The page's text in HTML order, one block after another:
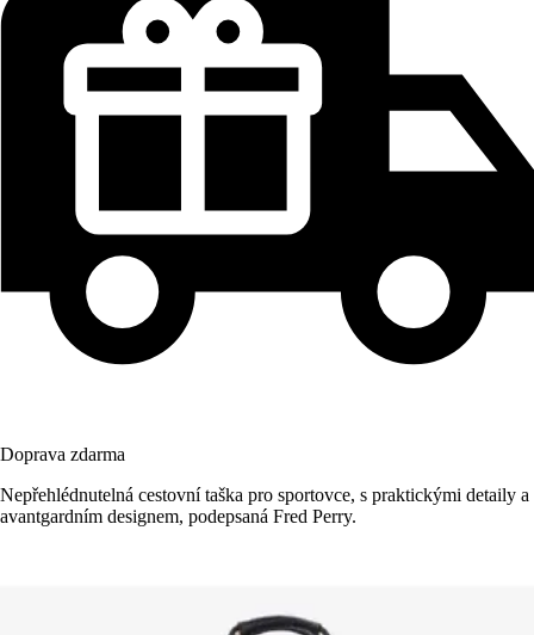
Doprava zdarma
Nepřehlédnutelná cestovní taška pro sportovce, s praktickými detaily a
avantgardním designem, podepsaná Fred Perry.